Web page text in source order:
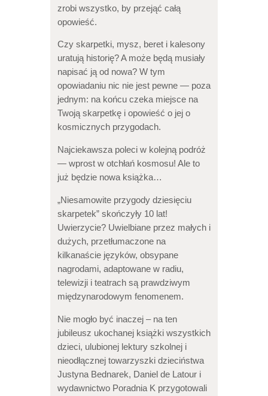
zrobi wszystko, by przejąć całą
opowieść.
Czy skarpetki, mysz, beret i kalesony
uratują historię? A może będą musiały
napisać ją od nowa? W tym
opowiadaniu nic nie jest pewne — poza
jednym: na końcu czeka miejsce na
Twoją skarpetkę i opowieść o jej o
kosmicznych przygodach.
Najciekawsza poleci w kolejną podróż
— wprost w otchłań kosmosu! Ale to
już będzie nowa książka…
„Niesamowite przygody dziesięciu
skarpetek” skończyły 10 lat!
Uwierzycie? Uwielbiane przez małych i
dużych, przetłumaczone na
kilkanaście języków, obsypane
nagrodami, adaptowane w radiu,
telewizji i teatrach są prawdziwym
międzynarodowym fenomenem.
Nie mogło być inaczej – na ten
jubileusz ukochanej książki wszystkich
dzieci, ulubionej lektury szkolnej i
nieodłącznej towarzyszki dzieciństwa
Justyna Bednarek, Daniel de Latour i
wydawnictwo Poradnia K przygotowali